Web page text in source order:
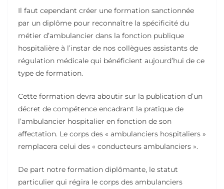
Il faut cependant créer une formation sanctionnée
par un diplôme pour reconnaître la spécificité du
métier d’ambulancier dans la fonction publique
hospitalière à l’instar de nos collègues assistants de
régulation médicale qui bénéficient aujourd’hui de ce
type de formation.
Cette formation devra aboutir sur la publication d’un
décret de compétence encadrant la pratique de
l’ambulancier hospitalier en fonction de son
affectation. Le corps des « ambulanciers hospitaliers »
remplacera celui des « conducteurs ambulanciers ».
De part notre formation diplômante, le statut
particulier qui régira le corps des ambulanciers